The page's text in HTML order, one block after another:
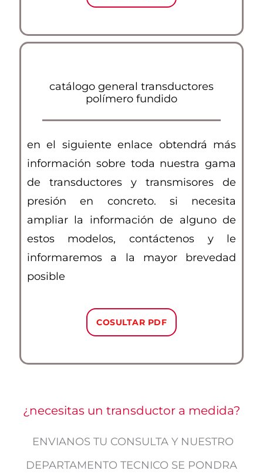
catálogo general transductores
polímero fundido
en el siguiente enlace obtendrá más
información sobre toda nuestra gama
de transductores y transmisores de
presión en concreto. si necesita
ampliar la información de alguno de
estos modelos, contáctenos y le
informaremos a la mayor brevedad
posible
COSULTAR PDF
¿necesitas un transductor a medida?
ENVIANOS TU CONSULTA Y NUESTRO
DEPARTAMENTO TECNICO SE PONDRA